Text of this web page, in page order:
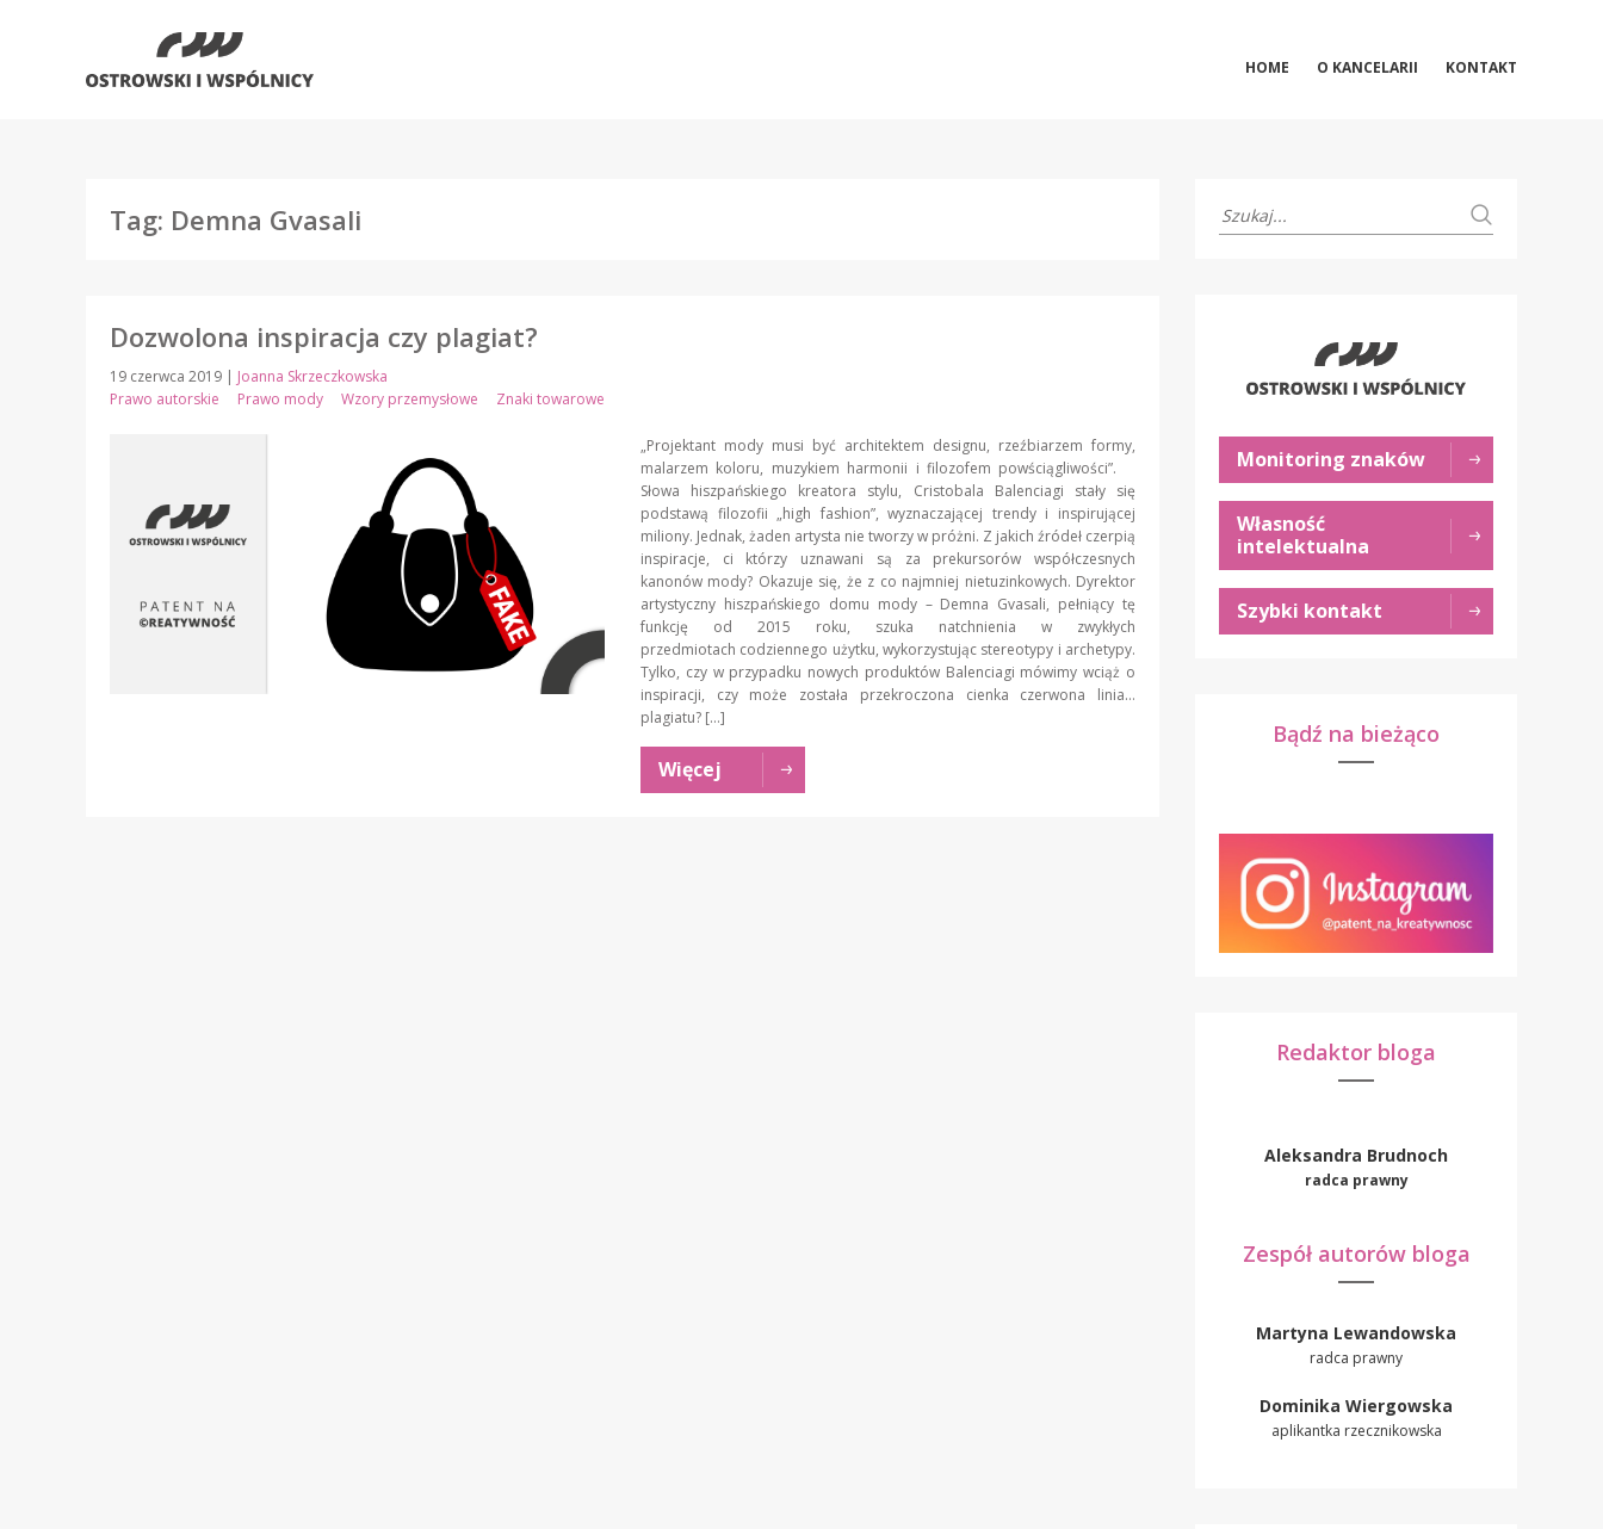
HOME O KANCELARII KONTAKT
Tag: Demna Gvasali
Dozwolona inspiracja czy plagiat?
19 czerwca 2019 | Joanna Skrzeczkowska
Prawo autorskie
Prawo mody Wzory przemysłowe Znaki towarowe
„Projektant mody musi być architektem designu, rzeźbiarzem formy,
malarzem koloru, muzykiem harmonii i filozofem powściągliwości”.
Słowa hiszpańskiego kreatora stylu, Cristobala Balenciagi stały się
podstawą filozofii „high fashion”, wyznaczającej trendy i inspirującej
miliony. Jednak, żaden artysta nie tworzy w próżni. Z jakich źródeł czerpią
inspiracje, ci którzy uznawani są za prekursorów współczesnych
kanonów mody? Okazuje się, że z co najmniej nietuzinkowych. Dyrektor
artystyczny hiszpańskiego domu mody – Demna Gvasali, pełniący tę
funkcję od 2015 roku, szuka natchnienia w zwykłych
przedmiotach codziennego użytku, wykorzystując stereotypy i archetypy.
Tylko, czy w przypadku nowych produktów Balenciagi mówimy wciąż o
inspiracji, czy może została przekroczona cienka czerwona linia…
plagiatu? […]
Więcej
Monitoring znaków
Własność
intelektualna
Szybki kontakt
Bądź na bieżąco
Redaktor bloga
Aleksandra Brudnoch
radca prawny
Zespół autorów bloga
Martyna Lewandowska
radca prawny
Dominika Wiergowska
aplikantka rzecznikowska